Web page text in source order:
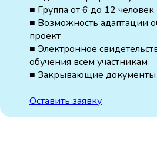
■ Группа от 6 до 12 человек
■ Возможность адаптации
проект
■ Электронное
обучения всем участникам
■ Закрывающие документы
Оставить заявку